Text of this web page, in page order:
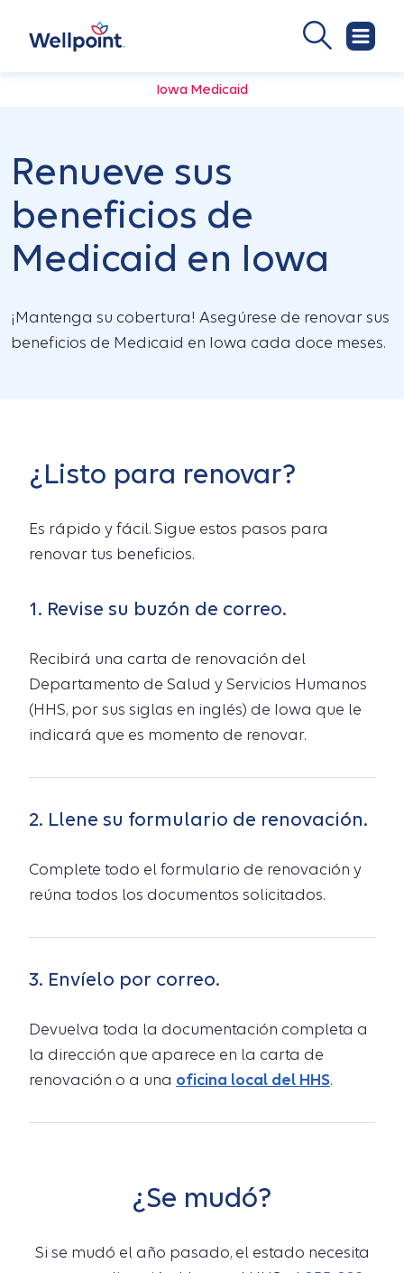
Iowa Medicaid
Renueve sus
beneficios de
Medicaid en Iowa
¡Mantenga su cobertura! Asegúrese de renovar sus
beneficios de Medicaid en Iowa cada doce meses.
¿Listo para renovar?
Es rápido y fácil. Sigue estos pasos para
renovar tus beneficios.
1. Revise su buzón de correo.
Recibirá una carta de renovación del
Departamento de Salud y Servicios Humanos
(HHS, por sus siglas en inglés) de Iowa que le
indicará que es momento de renovar.
2. Llene su formulario de renovación.
Complete todo el formulario de renovación y
reúna todos los documentos solicitados.
3. Envíelo por correo.
Devuelva toda la documentación completa a
la dirección que aparece en la carta de
renovación o a una oficina local del HHS.
¿Se mudó?
Si se mudó el año pasado, el estado necesita